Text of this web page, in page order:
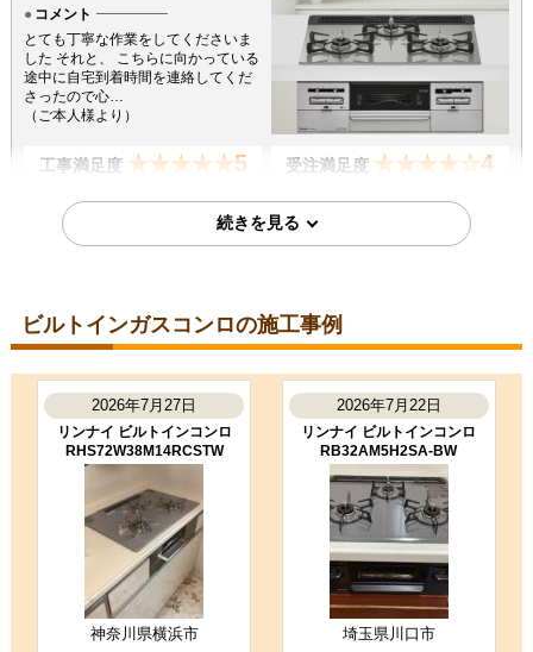
コメント
とても丁寧な作業をしてくださいま
した それと、 こちらに向かっている
途中に自宅到着時間を連絡してくだ
さったので心…
（ご本人様より）
工事満足度 ★★★★★5 受注満足度 ★★★★☆4
購入の決め手
商品選定がしやすかった 在庫があった
2026年6月20日
福岡県北九州市
ビルトインコンロ工事のお客様
RS31W36T2RVW-13A
コメント
した それと、 こちらに向かっている
途中に自宅到着時間を連絡してくだ
さったので心…
（ご本人様より）
工事満足度 ★★★★★ 受注満足度 ★★★★☆
購入の決め手
ビルトインガスコンロの施工事例
2026年7月27日
リンナイ ビルトインコンロ
RHS72W38M14RCSTW
神奈川県横浜市
2026年7月22日
リンナイ ビルトインコンロ
RB32AM5H2SA-BW
埼玉県川口市